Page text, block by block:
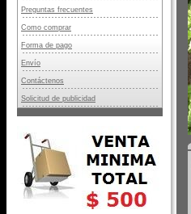
Preguntas frecuentes
Como comprar
Forma de pago
Envío
Contáctenos
Solicitud de publicidad